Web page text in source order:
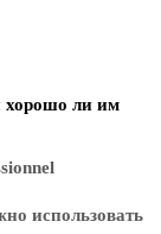
хорошо ли им
использовать